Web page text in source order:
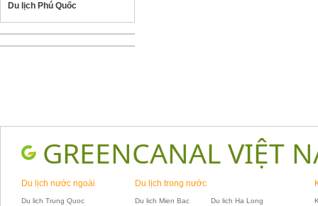
Du lịch Phú Quốc
GREENCANAL VIỆT
Du lịch nước ngoài
Du lich Trung Quoc
Du lịch trong nước
Du lich Mien Bac
Du lich Ha Long